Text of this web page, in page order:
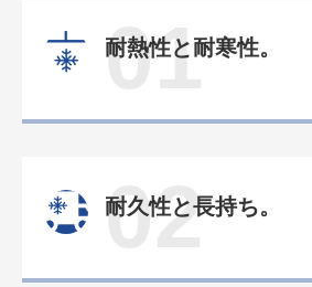
耐熱性と耐寒性。
01
耐久性と長持ち。
02